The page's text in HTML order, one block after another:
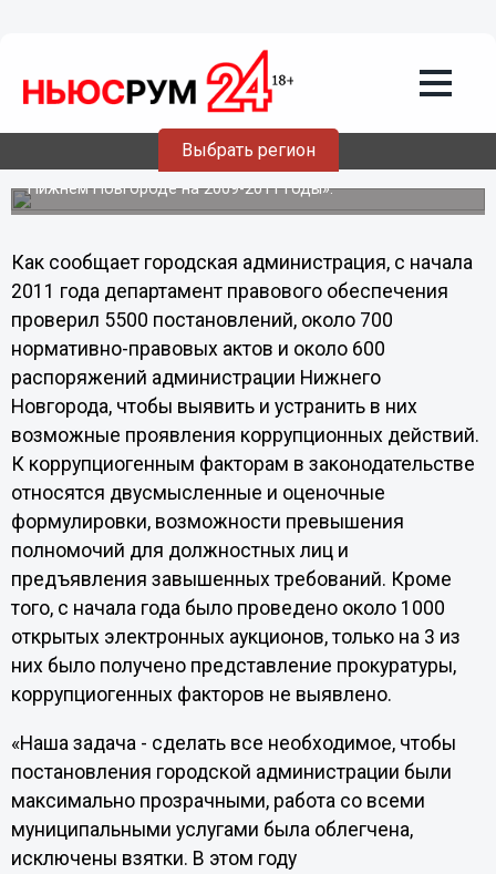
Выбрать регион
рассмотрены 29 дел по фактам
коррупции
Глава администрации Олег Кондрашов провел
заседание совета по противодействию коррупции. На
совещании были подведены промежуточные итоги
реализации программы «Противодействие коррупции в
Нижнем Новгороде на 2009-2011 годы».
Как сообщает городская администрация, с начала
2011 года департамент правового обеспечения
проверил 5500 постановлений, около 700
нормативно-правовых актов и около 600
распоряжений администрации Нижнего
Новгорода, чтобы выявить и устранить в них
возможные проявления коррупционных действий.
К коррупциогенным факторам в законодательстве
относятся двусмысленные и оценочные
формулировки, возможности превышения
полномочий для должностных лиц и
предъявления завышенных требований. Кроме
того, с начала года было проведено около 1000
открытых электронных аукционов, только на 3 из
них было получено представление прокуратуры,
коррупциогенных факторов не выявлено.
«Наша задача - сделать все необходимое, чтобы
постановления городской администрации были
максимально прозрачными, работа со всеми
муниципальными услугами была облегчена,
исключены взятки. В этом году